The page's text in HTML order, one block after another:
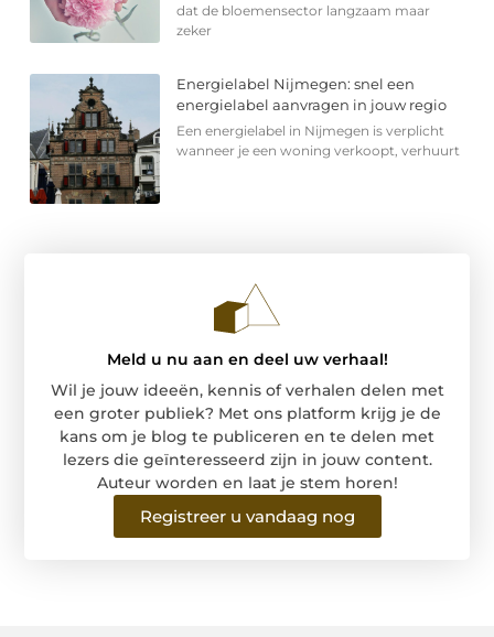
dat de bloemensector langzaam maar
zeker
Energielabel Nijmegen: snel een
energielabel aanvragen in jouw regio
Een energielabel in Nijmegen is verplicht
wanneer je een woning verkoopt, verhuurt
Meld u nu aan en deel uw verhaal!
Wil je jouw ideeën, kennis of verhalen delen met
een groter publiek? Met ons platform krijg je de
kans om je blog te publiceren en te delen met
lezers die geïnteresseerd zijn in jouw content.
Auteur worden en laat je stem horen!
Registreer u vandaag nog